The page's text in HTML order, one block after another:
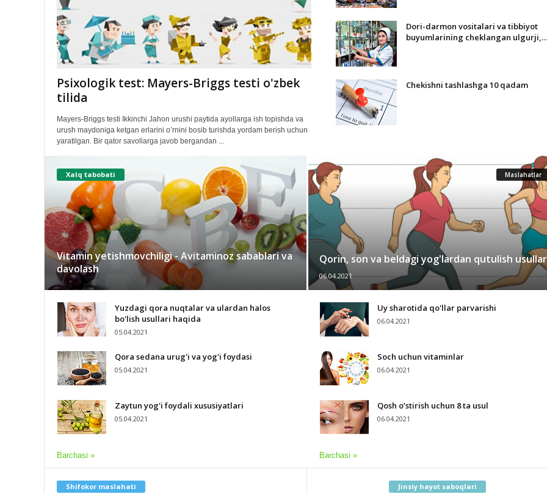
Psixologik test: Mayers-Briggs testi o'zbek
tilida
Mayers-Briggs testi Ikkinchi Jahon urushi paytida ayollarga ish topishda va
urush maydoniga ketgan erlarini o’rnini bosib turishda yordam berish uchun
yaratilgan. Bir qator savollarga javob bergandan ...
Dori-darmon vositalari va tibbiyot
buyumlarining cheklangan ulgurji,
Chekishni tashlashga 10 qadam
Xalq tabobati Maslahatlar
Vitamin yetishmovchiligi - Avitaminoz sabablari va
davolash
Qorin, son va beldagi yog'lardan qutulish
06.04.2021
Yuzdagi qora nuqtalar va ulardan halos
bo'lish usullari haqida
05.04.2021
Qora sedana urug'i va yog'i foydasi
05.04.2021
Zaytun yog'i foydali xususiyatlari
05.04.2021
Barchasi »
Uy sharotida qo'llar parvarishi
06.04.2021
Soch uchun vitaminlar
06.04.2021
Qosh o’stirish uchun 8 ta usul
06.04.2021
Barchasi »
Shifokor maslahati Jinsiy hayot saboqlari